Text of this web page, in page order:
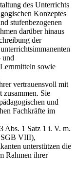
des Unterrichts
Konzeptes
stufenbezogenen
darüber hinaus
der
und
sowie
vertrauensvoll mit
zusammen. Sie
und
Fachkräfte im
Abs. 1 Satz 1 i. V. m.
SGB VIII),
unterstützen die
Rahmen ihrer